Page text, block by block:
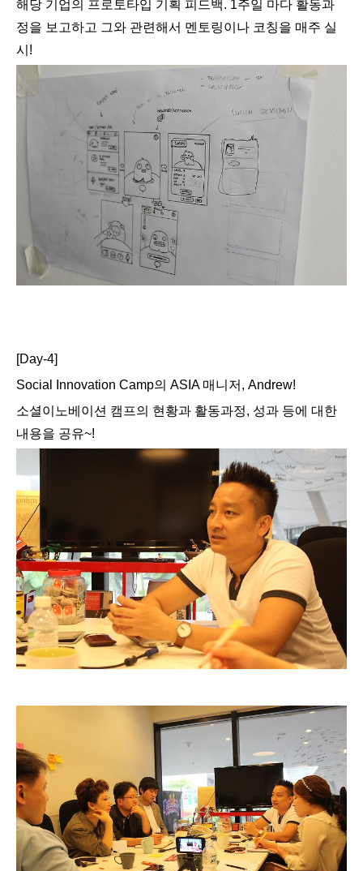
해당 기업의 프로토타입 기획 피드백. 1주일 마다 활동과
정을 보고하고 그와 관련해서 멘토링이나 코칭을 매주 실
시!
[Day-4]
Social Innovation Camp의 ASIA 매니저, Andrew!
소셜이노베이션 캠프의 현황과 활동과정, 성과 등에 대한
내용을 공유~!